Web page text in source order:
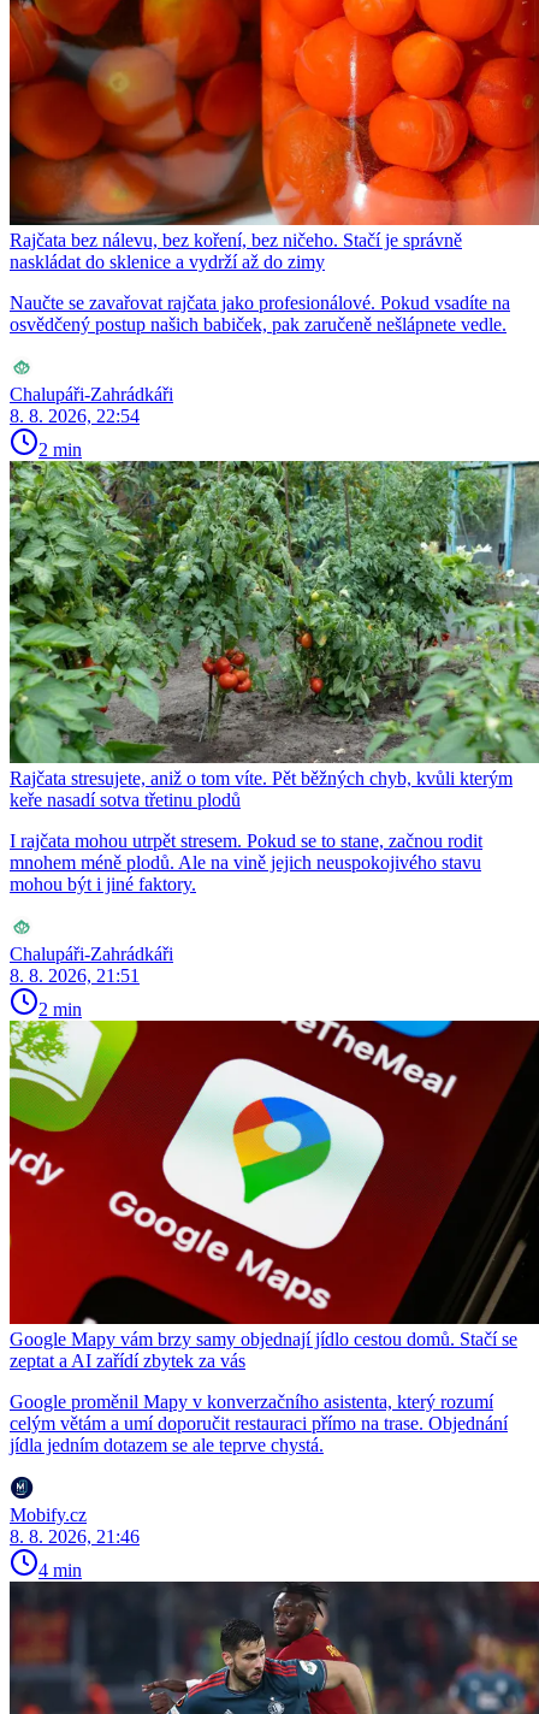
Rajčata bez nálevu, bez koření, bez ničeho. Stačí je správně
naskládat do sklenice a vydrží až do zimy
Naučte se zavařovat rajčata jako profesionálové. Pokud vsadíte na
osvědčený postup našich babiček, pak zaručeně nešlápnete vedle.
Chalupáři-Zahrádkáři
8. 8. 2026, 22:54
2 min
Rajčata stresujete, aniž o tom víte. Pět běžných chyb, kvůli kterým
keře nasadí sotva třetinu plodů
I rajčata mohou utrpět stresem. Pokud se to stane, začnou rodit
mnohem méně plodů. Ale na vině jejich neuspokojivého stavu
mohou být i jiné faktory.
Chalupáři-Zahrádkáři
8. 8. 2026, 21:51
2 min
Google Mapy vám brzy samy objednají jídlo cestou domů. Stačí se
zeptat a AI zařídí zbytek za vás
Google proměnil Mapy v konverzačního asistenta, který rozumí
celým větám a umí doporučit restauraci přímo na trase. Objednání
jídla jedním dotazem se ale teprve chystá.
Mobify.cz
8. 8. 2026, 21:46
4 min